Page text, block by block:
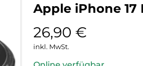
Apple iPhone 17
26,90 €
inkl. MwSt.